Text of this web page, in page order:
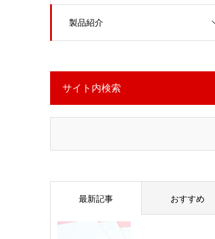
製品紹介
サイト内検索
最新記事 おすすめ